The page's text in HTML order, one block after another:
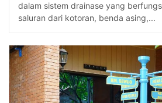
dalam sistem drainase yang
saluran dari kotoran, benda asing,...